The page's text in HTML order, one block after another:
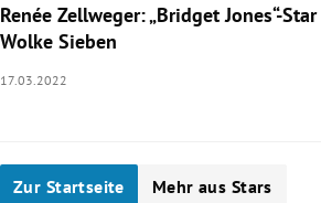
Renée Zellweger: „Bridget Jones“-
Wolke Sieben
17.03.2022
Zur Startseite Mehr aus Stars